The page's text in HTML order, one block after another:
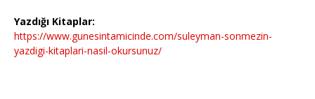
Yazdığı Kitaplar:
https://www.gunesintamicinde.com/suleyman-sonmezin-
yazdigi-kitaplari-nasil-okursunuz/